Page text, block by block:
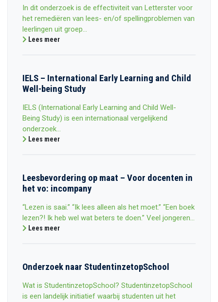
In dit onderzoek is de effectiviteit van Letterster voor
het remediëren van lees- en/of spellingproblemen van
leerlingen uit groep...
Lees meer
IELS – International Early Learning and Child
Well-being Study
IELS (International Early Learning and Child Well-
Being Study) is een internationaal vergelijkend
onderzoek...
Lees meer
Leesbevordering op maat – Voor docenten in
het vo: incompany
“Lezen is saai.” “Ik lees alleen als het moet.” “Een boek
lezen?! Ik heb wel wat beters te doen.” Veel jongeren...
Lees meer
Onderzoek naar StudentinzetopSchool
Wat is StudentinzetopSchool? StudentinzetopSchool
is een landelijk initiatief waarbij studenten uit het